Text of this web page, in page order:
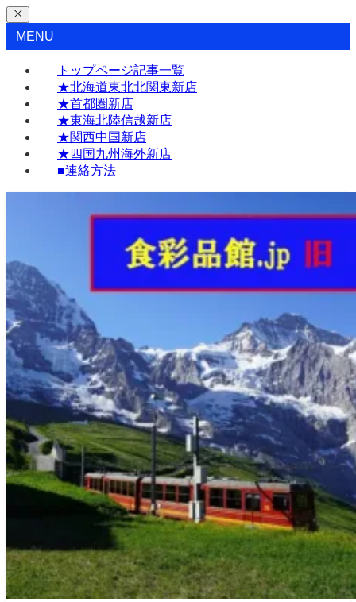
MENU
トップページ記事一覧
★北海道東北北関東新店
★首都圏新店
★東海北陸信越新店
★関西中国新店
★四国九州海外新店
■連絡方法